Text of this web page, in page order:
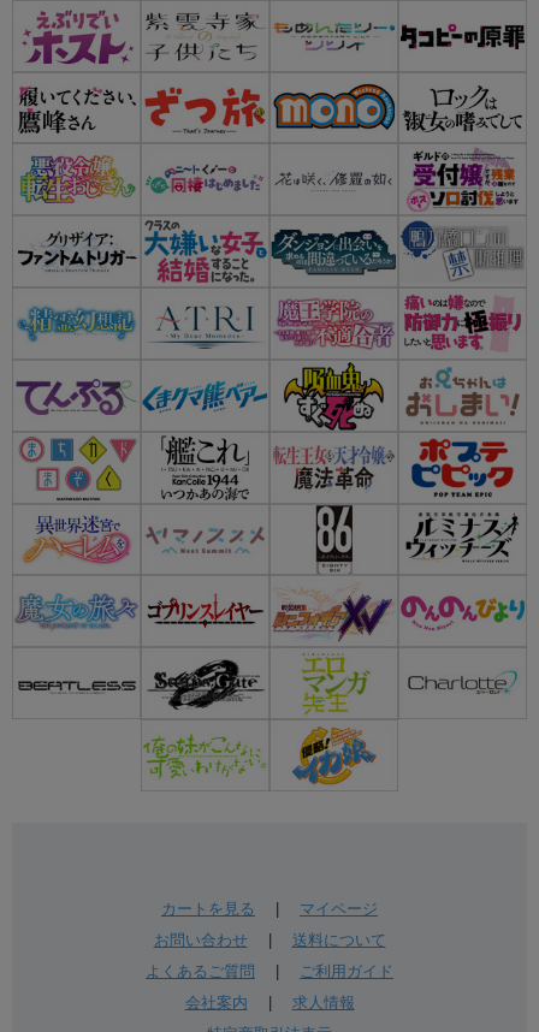
カートを見る
マイページ
お問い合わせ| 送料について
よくあるご質問
ご利用ガイド
会社案内
求人情報